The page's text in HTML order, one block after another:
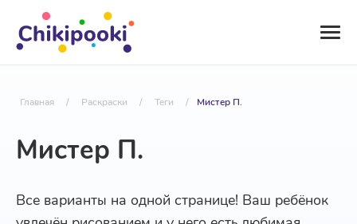
Главная / Раскраски / Теги / Мистер П.
Мистер П.
Все варианты на одной странице! Ваш ребёнок